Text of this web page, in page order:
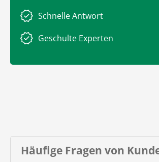
Schnelle Antwort
Geschulte Experten
Häufige Fragen von